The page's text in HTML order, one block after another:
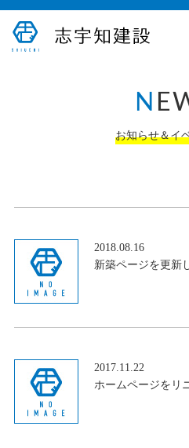
N
お知らせ＆イ
2018.08.16
新築ページを更新
2017.11.22
ホームページをリ